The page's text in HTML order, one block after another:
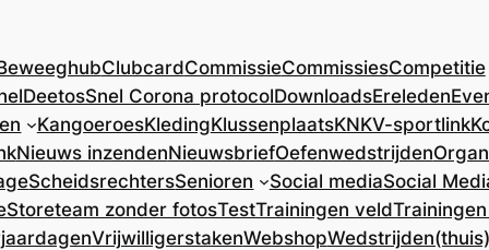
ClubcardCommissieCommissiesCompetitie
DeetosSnel Corona protocolDownloadsEreleden
KangoeroesKledingKlussenplaatsKNKV-sportlink
Nieuws inzendenNieuwsbriefOefenwedstrijden
ScheidsrechtersSenioren Social mediaSocial
Storeteam zonder fotosTestTrainingen veld
VrijwilligerstakenWebshopWedstrijden(thuis)